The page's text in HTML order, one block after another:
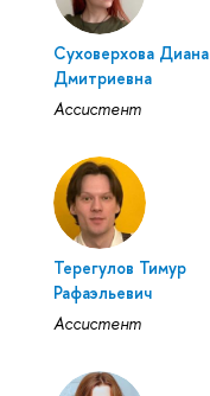
Суховерхова Диана
Дмитриевна
Ассистент
Терегулов Тимур
Рафаэльевич
Ассистент